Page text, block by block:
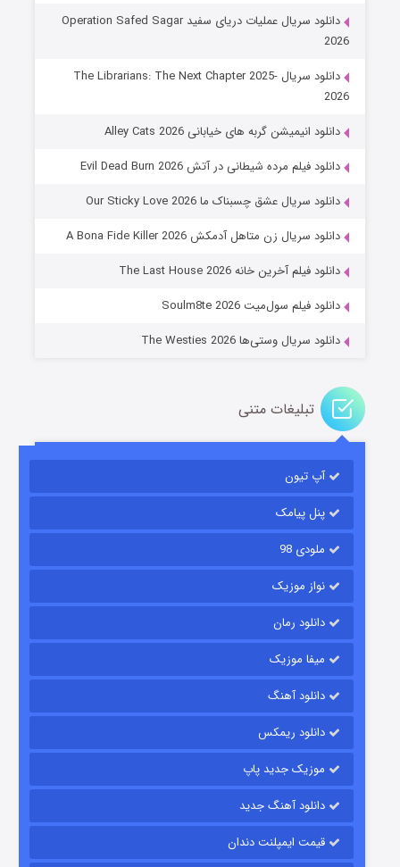
عملیات آپارتمان
قسمت۲ (زیرنویس) منتشر شد
قسمت
دانلود سریال عملیات دریای سفید Operation Safed Sagar
2026
دانلود سریال The Librarians: The Next Chapter 2025-
2026
دانلود انیمیشن گربه های خیابانی Alley Cats 2026
دانلود فیلم مرده شیطانی در آتش Evil Dead Burn 2026
دانلود سریال عشق چسبناک ما Our Sticky Love 2026
دانلود سریال زن متاهل آدمکش A Bona Fide Killer 2026
دانلود فیلم آخرین خانه The Last House 2026
دانلود فیلم سول‌میت Soulm8te 2026
دانلود سریال وستی‌ها The Westies 2026
تبلیغات متنی
آپ تیون
پنل پیامک
ملودی 98
نواز موزیک
دانلود رمان
میفا موزیک
دانلود آهنگ
دانلود ریمکس
موزیک جدید پاپ
دانلود آهنگ جدید
قیمت ایمپلنت دندان